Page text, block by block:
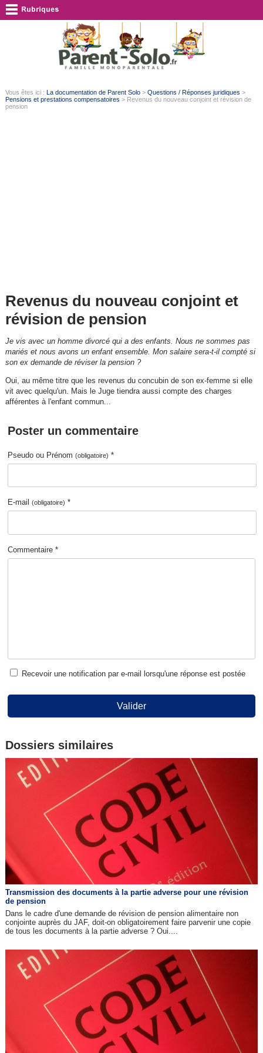
Vous êtes ici : La documentation de Parent Solo> Questions / Réponses juridiques >
Pensions et prestations compensatoires > Revenus du nouveau conjoint et révision de
pension
Revenus du nouveau conjoint et
révision de pension
Je vis avec un homme divorcé qui a des enfants. Nous ne sommes pas
mariés et nous avons un enfant ensemble. Mon salaire sera-t-il compté si
son ex demande de réviser la pension ?
Oui, au même titre que les revenus du concubin de son ex-femme si elle
vit avec quelqu'un. Mais le Juge tiendra aussi compte des charges
afférentes à l'enfant commun...
Poster un commentaire
Pseudo ou Prénom(obligatoire) *
E-mail(obligatoire) *
Commentaire *
Recevoir une notification par e-mail lorsqu'une réponse est postée
Valider
Dossiers similaires
Transmission des documents à la partie adverse pour une révision
de pension
Dans le cadre d'une demande de révision de pension alimentaire non
conjointe auprès du JAF, doit-on obligatoirement faire parvenir une copie
de tous les documents à la partie adverse ? Oui....